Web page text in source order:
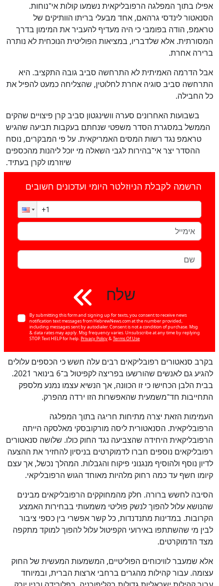
אפילו בתוך המפלגה הרפובליקאית נשמעו קולות אי־נוחות.
הסנאטור לינדסי גרהאם, אחד מבעלי בריתו הוותיקים של
טראמפ, הודה בפומבי כי היה מעדיף להעביר את המימון בדרך
המסורתית. אלא שלדבריו, במציאות הפוליטית הנוכחית לא נותרה
ברירה אחרת.
אבל הדרמה האמיתית לא התרחשה סביב גובה התקציב. היא
התרחשה סביב סוגיה אחרת לחלוטין, שהצליחה כמעט להפיל את
כל החבילה.
בשבועות האחרונים סערה וושינגטון סביב קרן פיצויים שהקים
הממשל במסגרת הסדר משפטי שנחתם בעקבות תביעה שהגיש
טראמפ נגד רשות המסים האמריקאית. על פי המבקרים, נוסח
ההסדר יצר אי־בהירות לגבי השאלה מי יוכל ליהנות מהכספים
שיוזרמו לקרן בעתיד.
הרשמה לקבלת הניוזלטר היומי ועדכונים חשובים
שלח
By submitting this form and signing up for texts, you consent to receive news
notification text messages from HebrewNews.com at the number provided,
including messages sent by autodialer. Consent is not a condition of purchase. Msg
& data rates may apply. Msg frequency varies. Unsubscribe at any time by replying
STOP. Text HELP for help.Privacy Policy&Terms Of Use
בקרב סנאטורים רפובליקאים רבים עלה חשש כי הכספים עלולים
להגיע גם לאנשים שהורשעו בפריצה לקפיטול ב־6 בינואר 2021.
בבית הלבן הכחישו כי זו הכוונה, אך הנשיא עצמו נמנע מלספק
התחייבות חד־משמעית שהאפשרות הזו ירדה מהפרק.
העמימות הזאת יצרה מתיחות חריגה בתוך המפלגה
הרפובליקאית. הסנאטורית ליסה מורקובסקי מאלסקה הייתה
הרפובליקאית היחידה שהצביעה נגד החוק כולו. שלושה סנאטורים
רפובליקאים נוספים חברו לדמוקרטים בניסיון להחזיר את ההצעה
לדיון נוסף ולהוסיף מנגנוני פיקוח והגבלות. המהלך נכשל, אך עצם
קיומו חשף עד כמה רחוק מלהיות מאוחד הגוש הרפובליקאי.
הסיבה לחשש ברורה. חלק מהמחוקקים הרפובליקאים מבינים
שהנושא עלול להפוך לנשק פוליטי משמעותי בבחירות האמצע
הקרובות. במדינות מתנדנדות, כל קשר אפשרי בין כספי ציבור
לבין מי שהשתתפו באירועי הקפיטול עלול להפוך למוקד מתקפה
מצד הדמוקרטים.
אלא שמעבר לוויכוחים הפוליטיים, המשמעות המעשית של החוק
עצומה. עבור קהילות מהגרים ברחבי ארצות הברית, ובמיוחד
57%כן